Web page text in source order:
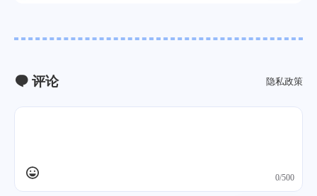
评论 隐私政策
0/500